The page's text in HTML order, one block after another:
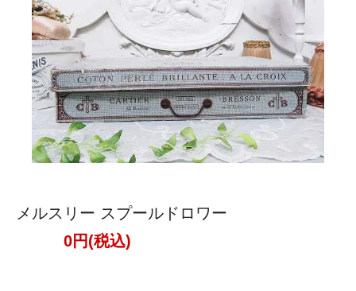
メルスリー スプールドロワー
0円(税込)